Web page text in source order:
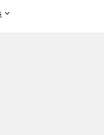
y descubre todo